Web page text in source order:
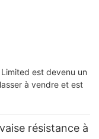
est devenu un
à vendre et est
résistance à